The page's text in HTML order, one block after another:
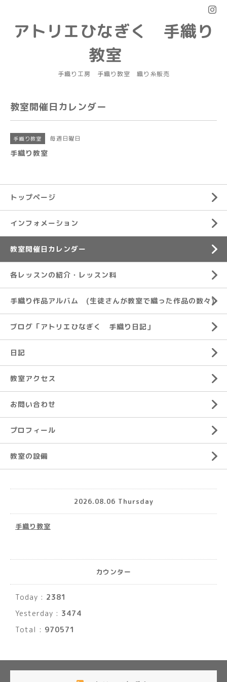
アトリエひなぎく 手織り
教室
手織り工房 手織り教室 織り糸販売
教室開催日カレンダー
手織り教室 毎週日曜日
手織り教室
トップページ
インフォメーション
教室開催日カレンダー
各レッスンの紹介・レッスン料
手織り作品アルバム (生徒さんが教室で織った作品の数々)
ブログ「アトリエひなぎく 手織り日記」
日記
教室アクセス
お問い合わせ
プロフィール
教室の設備
2026.08.06 Thursday
手織り教室
カウンター
Today : 2381
Yesterday : 3474
Total : 970571